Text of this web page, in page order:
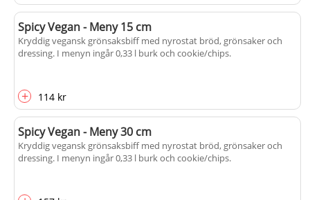
Spicy Vegan - Meny 15 cm
Kryddig vegansk grönsaksbiff med nyrostat bröd, grönsaker och
dressing. I menyn ingår 0,33 l burk och cookie/chips.
+ 114 kr
Spicy Vegan - Meny 30 cm
Kryddig vegansk grönsaksbiff med nyrostat bröd, grönsaker och
dressing. I menyn ingår 0,33 l burk och cookie/chips.